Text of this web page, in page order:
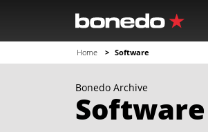
Home Software
Bonedo Archive